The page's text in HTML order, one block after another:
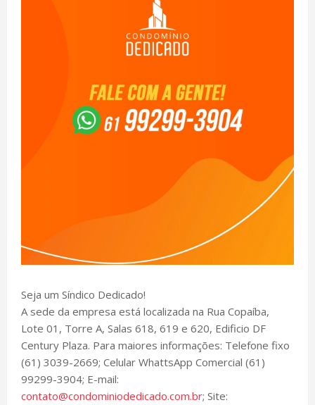
Seja um Síndico Dedicado!
A sede da empresa está localizada na Rua Copaíba,
Lote 01, Torre A, Salas 618, 619 e 620, Edificio DF
Century Plaza. Para maiores informações: Telefone fixo
(61) 3039-2669; Celular WhattsApp Comercial (61)
99299-3904; E-mail:
contato@condominiodedicado.com.br; Site: